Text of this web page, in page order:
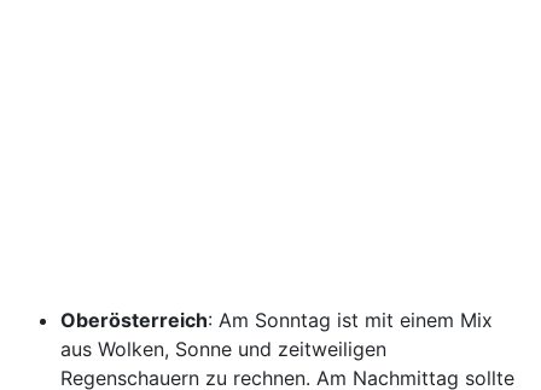
Oberösterreich: Am Sonntag ist mit einem Mix
aus Wolken, Sonne und zeitweiligen
Regenschauern zu rechnen. Am Nachmittag sollte